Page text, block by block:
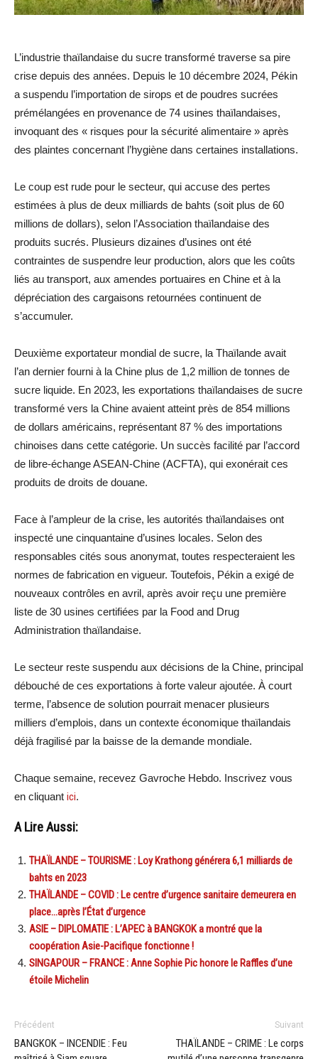
L’industrie thaïlandaise du sucre transformé traverse sa pire
crise depuis des années. Depuis le 10 décembre 2024, Pékin
a suspendu l’importation de sirops et de poudres sucrées
prémélangées en provenance de 74 usines thaïlandaises,
invoquant des « risques pour la sécurité alimentaire » après
des plaintes concernant l’hygiène dans certaines installations.
Le coup est rude pour le secteur, qui accuse des pertes
estimées à plus de deux milliards de bahts (soit plus de 60
millions de dollars), selon l’Association thaïlandaise des
produits sucrés. Plusieurs dizaines d’usines ont été
contraintes de suspendre leur production, alors que les coûts
liés au transport, aux amendes portuaires en Chine et à la
dépréciation des cargaisons retournées continuent de
s’accumuler.
Deuxième exportateur mondial de sucre, la Thaïlande avait
l’an dernier fourni à la Chine plus de 1,2 million de tonnes de
sucre liquide. En 2023, les exportations thaïlandaises de sucre
transformé vers la Chine avaient atteint près de 854 millions
de dollars américains, représentant 87 % des importations
chinoises dans cette catégorie. Un succès facilité par l’accord
de libre-échange ASEAN-Chine (ACFTA), qui exonérait ces
produits de droits de douane.
Face à l’ampleur de la crise, les autorités thaïlandaises ont
inspecté une cinquantaine d’usines locales. Selon des
responsables cités sous anonymat, toutes respecteraient les
normes de fabrication en vigueur. Toutefois, Pékin a exigé de
nouveaux contrôles en avril, après avoir reçu une première
liste de 30 usines certifiées par la Food and Drug
Administration thaïlandaise.
Le secteur reste suspendu aux décisions de la Chine, principal
débouché de ces exportations à forte valeur ajoutée. À court
terme, l’absence de solution pourrait menacer plusieurs
milliers d’emplois, dans un contexte économique thaïlandais
déjà fragilisé par la baisse de la demande mondiale.
Chaque semaine, recevez Gavroche Hebdo. Inscrivez vous
en cliquant ici.
A Lire Aussi:
THAÏLANDE – TOURISME : Loy Krathong générera 6,1 milliards de
bahts en 2023
THAÏLANDE – COVID : Le centre d’urgence sanitaire demeurera en
place…après l’État d’urgence
ASIE – DIPLOMATIE : L’APEC à BANGKOK a montré que la
coopération Asie-Pacifique fonctionne !
SINGAPOUR – FRANCE : Anne Sophie Pic honore le Raffles d’une
étoile Michelin
Précédent
BANGKOK – INCENDIE : Feu
Suivant
THAÏLANDE – CRIME : Le corps